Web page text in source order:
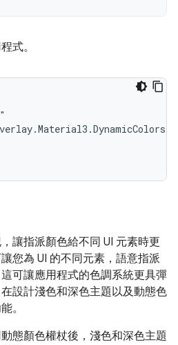
式。
讓指派顏色給不同 UI 元素時更
您為 UI 的不同元素，語意指派
可讓應用程式的色調系統更具彈
設計淺色和深色主題以及動態色
。
態顏色權杖後，淺色和深色主題